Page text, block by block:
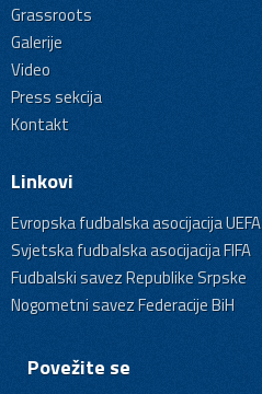
Grassroots
Galerije
Video
Press sekcija
Kontakt
Linkovi
Evropska fudbalska asocijacija UEFA
Svjetska fudbalska asocijacija FIFA
Fudbalski savez Republike Srpske
Nogometni savez Federacije BiH
Povežite se